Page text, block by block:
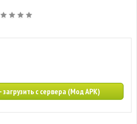
с сервера (Мод APK)